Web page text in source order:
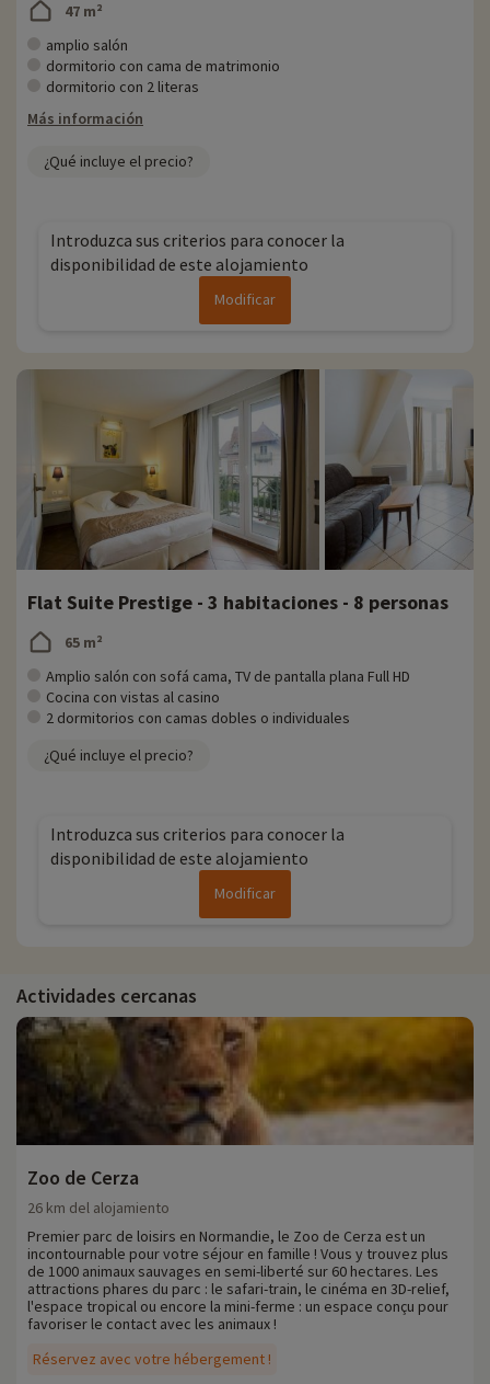
47 m²
amplio salón
dormitorio con cama de matrimonio
dormitorio con 2 literas
Más información
¿Qué incluye el precio?
Introduzca sus criterios para conocer la
disponibilidad de este alojamiento
Modificar
Flat Suite Prestige - 3 habitaciones - 8 personas
65 m²
Amplio salón con sofá cama, TV de pantalla plana Full HD
Cocina con vistas al casino
2 dormitorios con camas dobles o individuales
¿Qué incluye el precio?
Introduzca sus criterios para conocer la
disponibilidad de este alojamiento
Modificar
Actividades cercanas
Zoo de Cerza
Réservez avec votre hébergement !
26 km del alojamiento
Premier parc de loisirs en Normandie, le Zoo de Cerza est un
incontournable pour votre séjour en famille ! Vous y trouvez plus
de 1000 animaux sauvages en semi-liberté sur 60 hectares. Les
attractions phares du parc : le safari-train, le cinéma en 3D-relief,
l'espace tropical ou encore la mini-ferme : un espace conçu pour
favoriser le contact avec les animaux !